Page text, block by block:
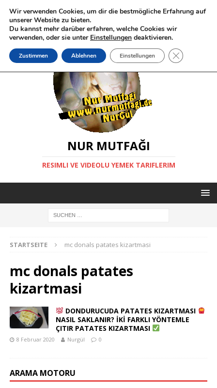
NUR MUTFAĞI
RESIMLI VE VIDEOLU YEMEK TARIFLERIM
STARTSEITE mc donals patates kizartmasi
mc donals patates
kizartmasi
DONDURUCUDA PATATES KIZARTMASI
NASIL SAKLANIR? İKİ FARKLI YÖNTEMLE
ÇITIR PATATES KIZARTMASI
8 Februar 2020 Nurgül 0
ARAMA MOTORU
Wir verwenden Cookies, um dir die bestmögliche Erfahrung auf
unserer Website zu bieten.
Du kannst mehr darüber erfahren, welche Cookies wir
verwenden, oder sie unter Einstellungen deaktivieren.
Zustimmen Ablehnen Einstellungen GDPR